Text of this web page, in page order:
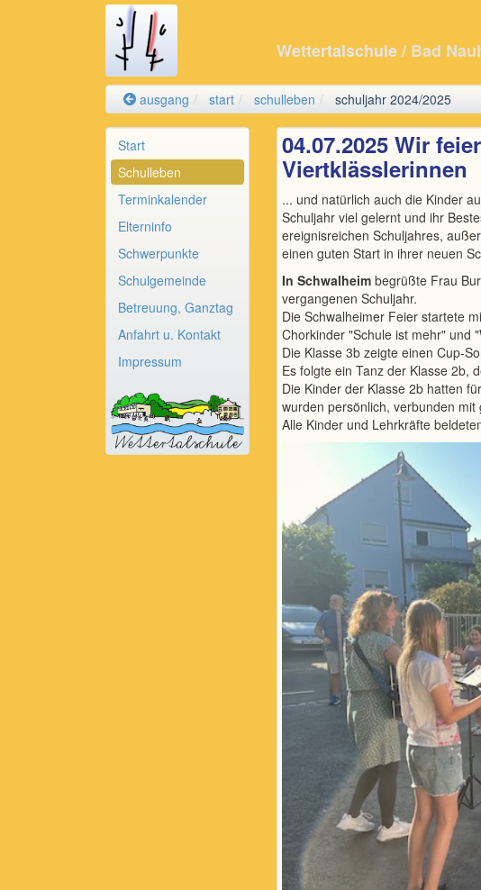
Wettertalschule/ Bad
ausgang start schulleben schuljahr 2024/2025
Start
Schulleben
Terminkalender
Elterninfo
Schwerpunkte
Schulgemeinde
Betreuung, Ganztag
Anfahrt u. Kontakt
Impressum
04.07.2025 Wir
Viertklässlerinnen
... und natürlich auch die Kinder
Schuljahr viel gelernt und ihr
ereignisreichen Schuljahres,
einen guten Start in ihrer neuen
In Schwalheim begrüßte Frau
vergangenen Schuljahr.
Die Schwalheimer Feier startete
Chorkinder "Schule ist mehr" und
Die Klasse 3b zeigte einen Cup-
Es folgte ein Tanz der Klasse 2b,
Die Kinder der Klasse 2b hatten
wurden persönlich, verbunden
Alle Kinder und Lehrkräfte